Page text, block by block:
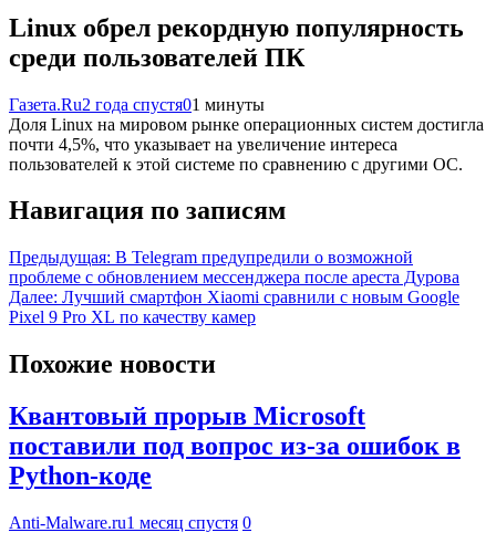
Linux обрел рекордную популярность
среди пользователей ПК
Газета.Ru2 года спустя01 минуты
Доля Linux на мировом рынке операционных систем достигла
почти 4,5%, что указывает на увеличение интереса
пользователей к этой системе по сравнению с другими ОС.
Навигация по записям
Предыдущая: В Telegram предупредили о возможной
проблеме с обновлением мессенджера после ареста Дурова
Далее: Лучший смартфон Xiaomi сравнили с новым Google
Pixel 9 Pro XL по качеству камер
Похожие новости
Квантовый прорыв Microsoft
поставили под вопрос из-за ошибок в
Python-коде
Anti-Malware.ru1 месяц спустя 0